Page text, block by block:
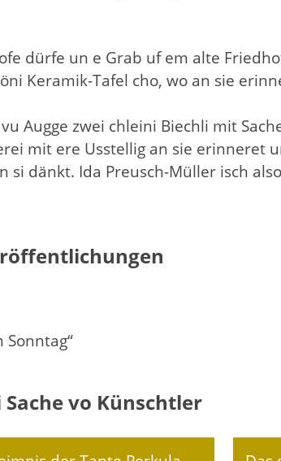
dürfe un e Grab uf em alte
Keramik-Tafel cho, wo an sie
Augge zwei chleini Biechli mit
mit ere Usstellig an sie erinneret
dänkt. Ida Preusch-Müller isch
Sonntag“
vo Künschtler